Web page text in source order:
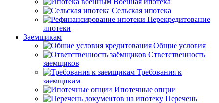
Военная ипотека
Сельская ипотека
Перекредитование
ипотеки
Заемщикам
Общие условия
Ответственность
заемщиков
Требования к
заемщикам
Ипотечные опции
Перечень